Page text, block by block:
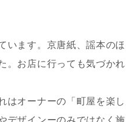
います。京唐紙、謡本の
。お店に行っても気づかれ
はオーナーの「町屋を楽
デザインーのみではなく